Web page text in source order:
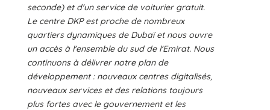
seconde) et d'un service de voiturier gratuit.
Le centre DKP est proche de nombreux
quartiers dynamiques de Dubaï et nous ouvre
un accès à l'ensemble du sud de l'Emirat. Nous
continuons à délivrer notre plan de
développement : nouveaux centres digitalisés,
nouveaux services et des relations toujours
plus fortes avec le gouvernement et les